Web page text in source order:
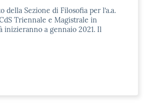
della Sezione di Filosofia per l’a.a.
Triennale e Magistrale in
inizieranno a gennaio 2021. Il